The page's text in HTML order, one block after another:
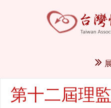
第十二屆理